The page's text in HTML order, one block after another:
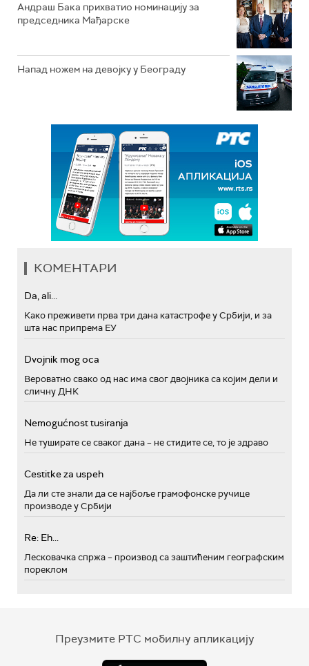
Андраш Бака прихватио номинацију за
председника Мађарске
Напад ножем на девојку у Београду
КОМЕНТАРИ
Da, ali...
Како преживети прва три дана катастрофе у Србији, и за
шта нас припрема ЕУ
Dvojnik mog oca
Вероватно свако од нас има свог двојника са којим дели и
сличну ДНК
Nemogućnost tusiranja
Не туширате се сваког дана – не стидите се, то је здраво
Cestitke za uspeh
Да ли сте знали да се најбоље грамофонске ручице
производе у Србији
Re: Eh...
Лесковачка спржа – производ са заштићеним географским
пореклом
Преузмите РТС мобилну апликацију